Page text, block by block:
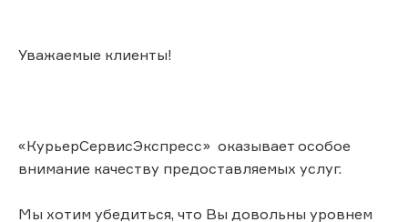
Уважаемые клиенты!
«КурьерСервисЭкспресс» оказывает особое
внимание качеству предоставляемых услуг.
Мы хотим убедиться, что Вы довольны уровнем